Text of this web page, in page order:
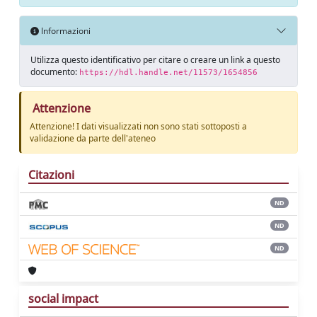
Informazioni
Utilizza questo identificativo per citare o creare un link a questo
documento: https://hdl.handle.net/11573/1654856
Attenzione
Attenzione! I dati visualizzati non sono stati sottoposti a
validazione da parte dell'ateneo
Citazioni
ND
ND
ND
social impact